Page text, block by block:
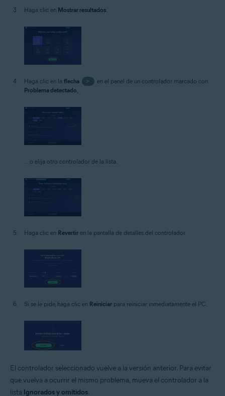
Haga clic en Mostrar resultados
Haga clic en la flecha >
en el panel de un controlador marcado con
Problema detectado
... o elija otro controlador de la lista.
Haga clic en Revertir en la pantalla de detalles del controlador.
Si se le pide, haga clic en Reiniciar para reiniciar inmediatamente el PC.
El controlador seleccionado vuelve a la versión anterior. Para evitar
que vuelva a ocurrir el mismo problema, mueva el controlador a la
lista Ignorados y omitidos.